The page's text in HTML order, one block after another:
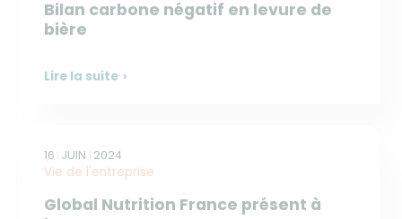
Bilan carbone négatif en levure de
bière
Lire la suite
16 JUIN 2024
Vie de l'entreprise
Global Nutrition France présent à